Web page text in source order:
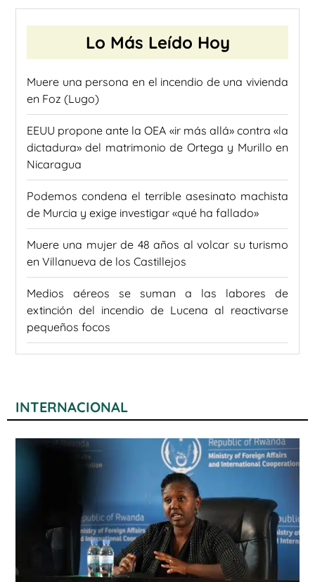
Lo Más Leído Hoy
Muere una persona en el incendio de una vivienda
en Foz (Lugo)
EEUU propone ante la OEA «ir más allá» contra «la
dictadura» del matrimonio de Ortega y Murillo en
Nicaragua
Podemos condena el terrible asesinato machista
de Murcia y exige investigar «qué ha fallado»
Muere una mujer de 48 años al volcar su turismo
en Villanueva de los Castillejos
Medios aéreos se suman a las labores de
extinción del incendio de Lucena al reactivarse
pequeños focos
INTERNACIONAL